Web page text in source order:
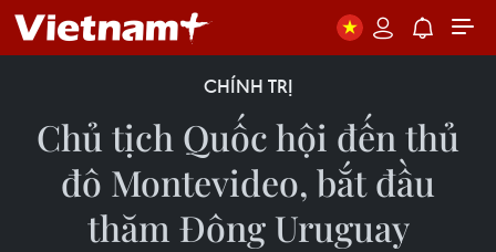
CHÍNH TRỊ
Chủ tịch Quốc hội đến thủ
đô Montevideo, bắt đầu
thăm Đông Uruguay